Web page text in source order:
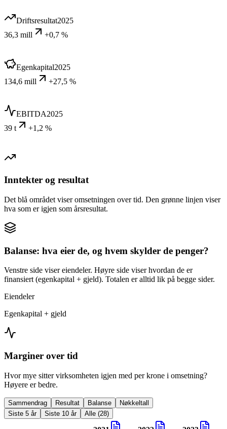
Driftsresultat2025
36,3 mill
+0,7 %
Egenkapital2025
134,6 mill
+27,5 %
EBITDA2025
39 t
+1,2 %
Inntekter og resultat
Det blå området viser omsetningen over tid. Den grønne linjen viser
hva som er igjen som årsresultat.
Balanse: hva eier de, og hvem skylder de penger?
Venstre side viser eiendeler. Høyre side viser hvordan de er
finansiert (egenkapital + gjeld). Totalen er alltid lik på begge sider.
Eiendeler
Egenkapital + gjeld
Marginer over tid
Hvor mye sitter virksomheten igjen med per krone i omsetning?
Høyere er bedre.
Sammendrag Resultat Balanse
Nøkkeltall
Siste 5 år
Siste 10 år Alle (28)